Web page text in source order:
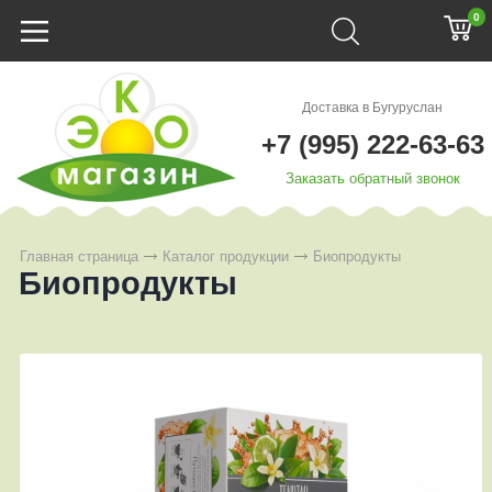
0
Доставка в Бугуруслан
+7 (995) 222-63-63
Заказать обратный звонок
Главная страница Каталог продукции Биопродукты
Биопродукты